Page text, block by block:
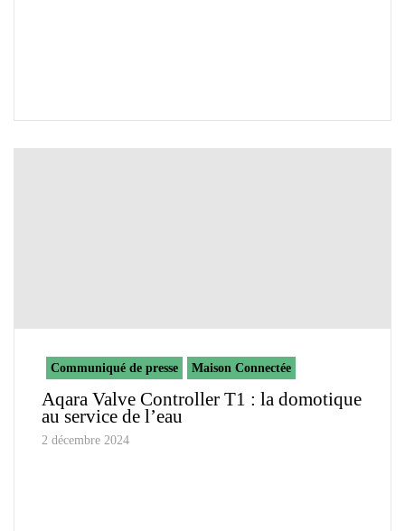
Communiqué de presse Maison Connectée
Aqara Valve Controller T1 : la domotique
au service de l’eau
2 décembre 2024